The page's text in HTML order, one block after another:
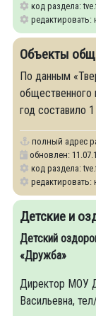
код раздела:
редактировать:
Объекты
По данным
общественного
год составило
полный адрес
обновлен:
код раздела:
редактировать:
Детские и
Детский
«Дружба»
Директор МОУ
Васильевна,